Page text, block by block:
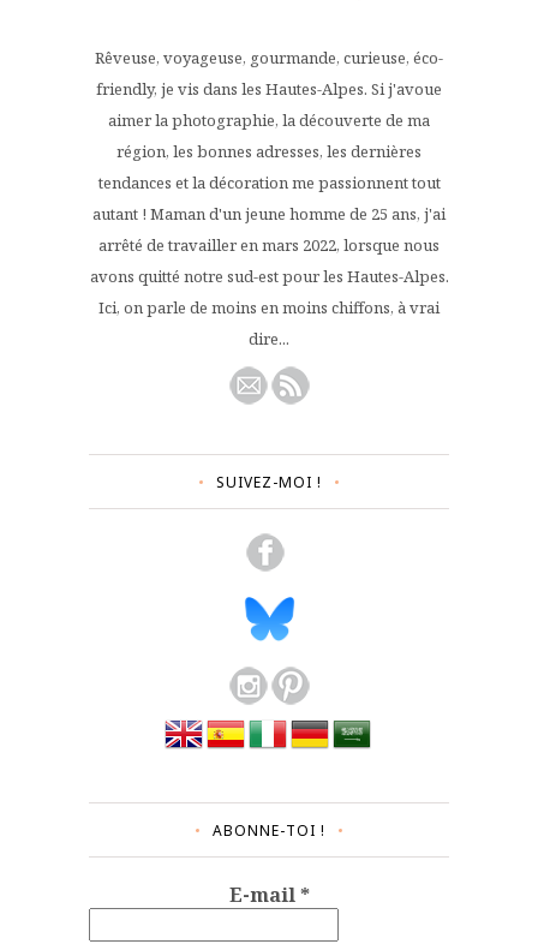
Rêveuse, voyageuse, gourmande, curieuse, éco-
friendly, je vis dans les Hautes-Alpes. Si j'avoue
aimer la photographie, la découverte de ma
région, les bonnes adresses, les dernières
tendances et la décoration me passionnent tout
autant ! Maman d'un jeune homme de 25 ans, j'ai
arrêté de travailler en mars 2022, lorsque nous
avons quitté notre sud-est pour les Hautes-Alpes.
Ici, on parle de moins en moins chiffons, à vrai
dire...
SUIVEZ-MOI !
ABONNE-TOI !
E-mail*